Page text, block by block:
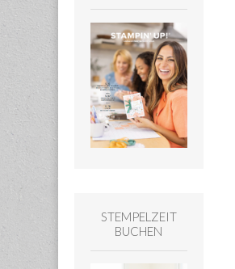
STEMPELZEIT
BUCHEN